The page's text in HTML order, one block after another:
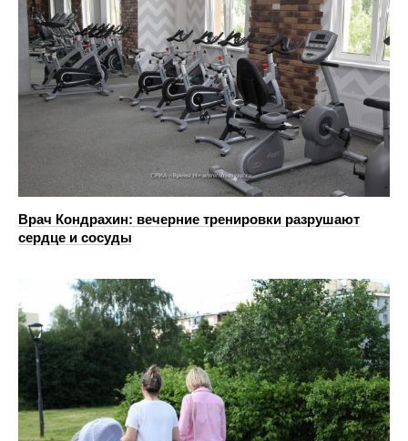
Врач Кондрахин: вечерние тренировки разрушают
сердце и сосуды